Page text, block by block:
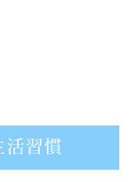
活習慣